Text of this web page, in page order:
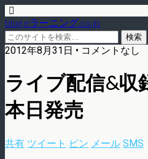
blog.eラーニング.co.jp
2012年8月31日 • コメントなし
ライブ配信&
本日発売
共有 ツイート ピン メール SMS